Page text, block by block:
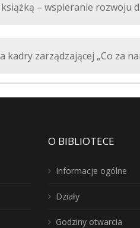
– wspieranie rozwoju
kadry zarządzającej „Co za
O BIBLIOTECE
Informacje ogólne
Działy
Godziny otwarcia